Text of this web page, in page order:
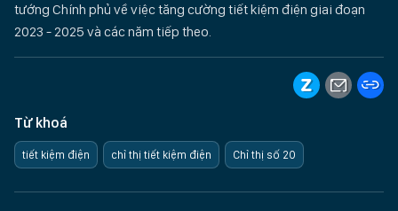
tướng Chính phủ về việc tăng cường tiết kiệm điện giai đoạn
2023 - 2025 và các năm tiếp theo.
Từ khoá
tiết kiệm điện chỉ thị tiết kiệm điện Chỉ thị số 20